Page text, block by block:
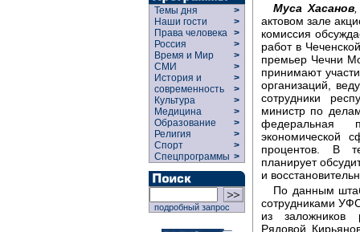
Темы дня
>
Наши гости
>
Права человека >
Россия
>
Время и Мир
>
СМИ
>
История и
современность
>
>
Культура
>
Медицина
>
Образование
>
Религия
>
Спорт
>
Спецпрограммы >
подробный запрос
Муса Хасанов
актовом зале
комиссия
работ в
премьер Чечни
принимают
организаций,
сотрудники
министр по
федеральная
экономической
процентов. В
планирует
и
По данным
сотрудниками
из заложников
Рядовой